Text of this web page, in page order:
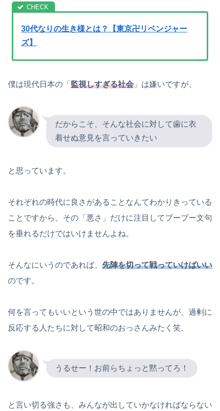
30代なりの生き様とは？【東京卍リベンジャー
ズ】
僕は現代日本の「 監視しすぎる社会 」は嫌いですが、
だからこそ、そんな社会に対して歯に衣
着せぬ意見を言っていきたい
と思っています。
それぞれの時代に良さがあることなんてわかりきっている
ことですから、その「悪さ」だけに注目してブーブー文句
を垂れるだけではいけませんよね。
そんなにいうのであれば、 先陣を切って戦っていけばいい
のです。
何を言ってもいいという世の中ではありませんが、過剰に
反応する人たちに対して昭和のおっさんみたく笑、
うるせー！お前らちょっと黙ってろ！
と言い切る強さも、みんなが出していかなければならない